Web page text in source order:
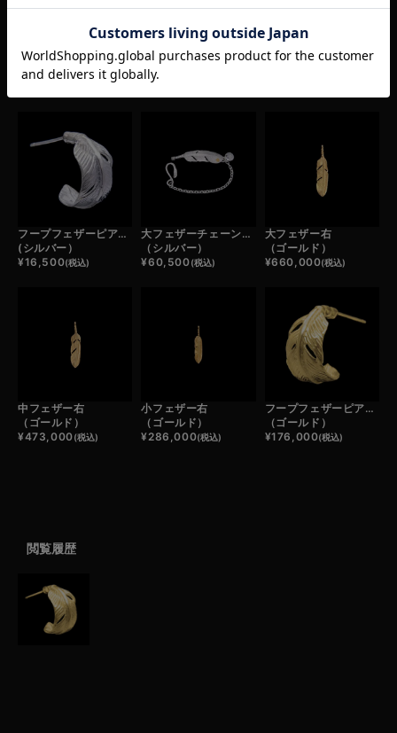
RECOMMEND ITEM
フープフェザーピアス右
(シルバー）
¥16,500(税込)
大フェザーチェーンブレスレット右
（シルバー）
¥60,500(税込)
大フェザー右
（ゴールド）
¥660,000(税込)
中フェザー右
（ゴールド）
¥473,000(税込)
小フェザー右
（ゴールド）
¥286,000(税込)
フープフェザーピアス左
（ゴールド）
¥176,000(税込)
閲覧履歴